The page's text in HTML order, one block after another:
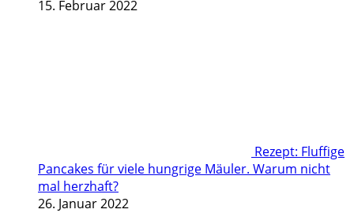
15. Februar 2022
Rezept: Fluffige
Pancakes für viele hungrige Mäuler. Warum nicht
mal herzhaft?
26. Januar 2022